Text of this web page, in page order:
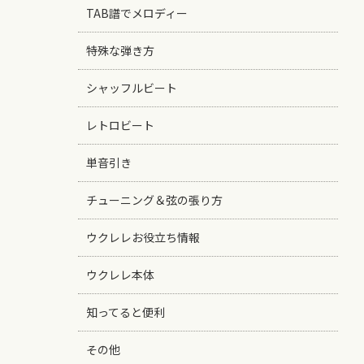
TAB譜でメロディー
特殊な弾き方
シャッフルビート
レトロビート
単音引き
チューニング＆弦の張り方
ウクレレお役立ち情報
ウクレレ本体
知ってると便利
その他